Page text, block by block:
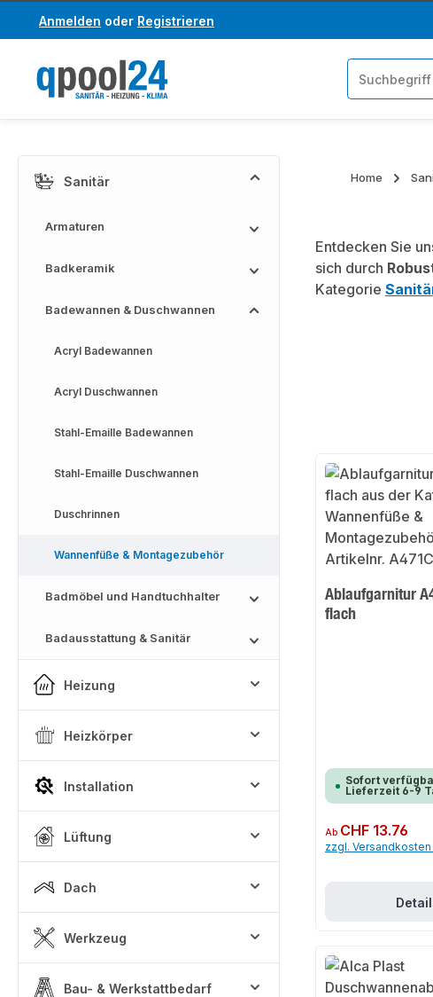
Hauptinhalt springen
Zur Suche springen
Anmelden oder Registrieren
Sanitär
Armaturen
Badkeramik
Badewannen & Duschwannen
Acryl Badewannen
Acryl Duschwannen
Stahl-Emaille Badewannen
Stahl-Emaille Duschwannen
Duschrinnen
Wannenfüße & Montagezubehör
Badmöbel und Handtuchhalter
Badausstattung & Sanitär
Heizung
Heizkörper
Installation
Lüftung
Dach
Werkzeug
Bau- & Werkstattbedarf
Home
Entdecken Sie
sich durch
Kategorie
Ablaufgarnitur
flach
Sofort
Lieferzeit 6-9
Regulärer Preis:
Ab CHF 13.76
zzgl. Versandkosten